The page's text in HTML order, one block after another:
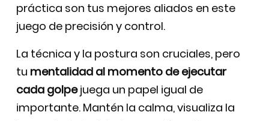
práctica son tus mejores aliados en este
juego de precisión y control.
La técnica y la postura son cruciales, pero
tu mentalidad al momento de ejecutar
cada golpejuega un papel igual de
importante. Mantén la calma, visualiza la